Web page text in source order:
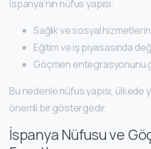
İspanya’nın nüfus yapısı:
Sağlık ve sosyal hizmetlerin
Eğitim ve iş piyasasında
Göçmen entegrasyonunu
Bu nedenle nüfus yapısı,
önemli bir göstergedir.
İspanya Nüfusu ve